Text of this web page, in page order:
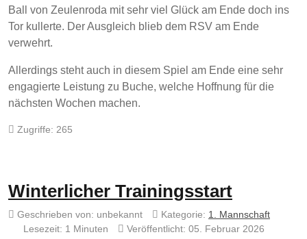
Ball von Zeulenroda mit sehr viel Glück am Ende doch ins
Tor kullerte. Der Ausgleich blieb dem RSV am Ende
verwehrt.
Allerdings steht auch in diesem Spiel am Ende eine sehr
engagierte Leistung zu Buche, welche Hoffnung für die
nächsten Wochen machen.
Zugriffe: 265
Winterlicher Trainingsstart
Geschrieben von: unbekannt Kategorie: 1. Mannschaft
Lesezeit: 1 Minuten
Veröffentlicht: 05. Februar 2026